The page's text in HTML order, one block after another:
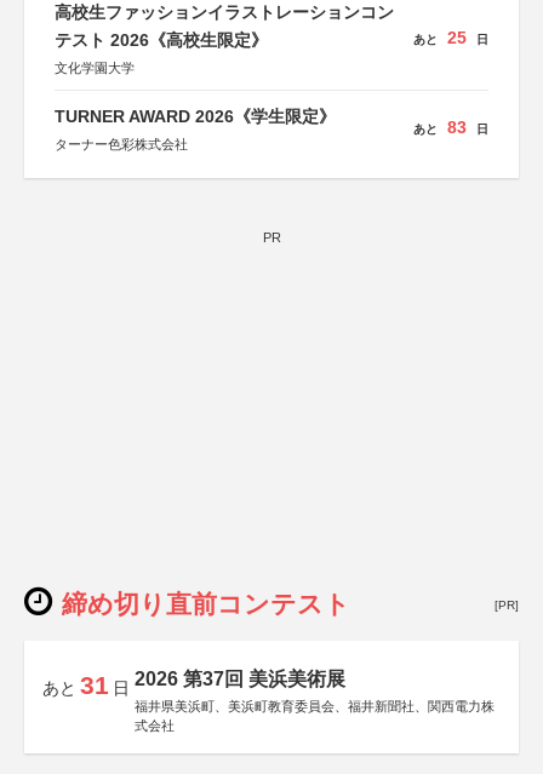
高校生ファッションイラストレーションコン
テスト 2026《高校生限定》
文化学園大学
あと 25 日
TURNER AWARD 2026《学生限定》
ターナー色彩株式会社
あと 83 日
PR
締め切り直前コンテスト [PR]
あと 31 日 2026 第37回 美浜美術展
福井県美浜町、美浜町教育委員会、福井新聞社、関西電力株
式会社